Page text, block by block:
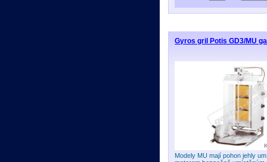
Gyros gril Potis GD3/MU
Modely MU mají pohon jehly